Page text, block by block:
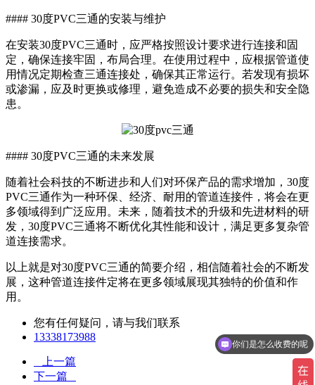
#### 30度PVC三通的安装与维护
在安装30度PVC三通时，应严格按照设计要求进行连接和固
定，确保连接牢固，布局合理。在使用过程中，应根据管道使
用情况定期检查三通连接处，确保其正常运行。若发现有损坏
或渗漏，应及时更换或修理，避免造成不必要的损失和安全隐
患。
#### 30度PVC三通的未来发展
随着社会科技的不断进步和人们对环保产品的需求增加，30度
PVC三通作为一种环保、经济、耐用的管道连接件，将会在更
多领域得到广泛应用。未来，随着技术的升级和先进材料的研
发，30度PVC三通将不断优化其性能和设计，满足更多复杂管
道连接需求。
以上就是对30度PVC三通的简要介绍，相信随着社会的不断发
展，这种管道连接件定将在更多领域展现其独特的价值和作
用。
您有任何疑问，请与我们联系
13338173988
上一篇
下一篇
你们是怎么收费的呢